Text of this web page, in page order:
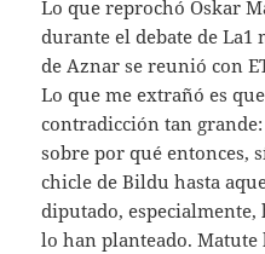
Lo que reprochó Oskar
durante el debate de La1
de Aznar se reunió con
Lo que me extrañó es
contradicción tan
sobre por qué entonces,
chicle de Bildu hasta
diputado,
lo han planteado. Matute